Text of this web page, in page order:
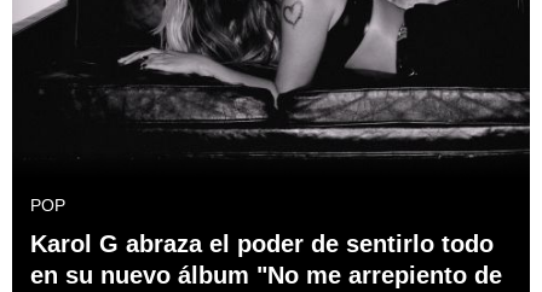
POP
Karol G abraza el poder de sentirlo todo
en su nuevo álbum "No me arrepiento de